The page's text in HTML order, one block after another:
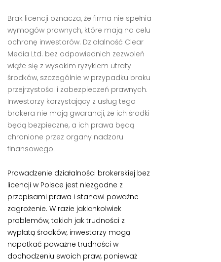
Brak licencji oznacza, że firma nie spełnia
wymogów prawnych, które mają na celu
ochronę inwestorów. Działalność Clear
Media Ltd. bez odpowiednich zezwoleń
wiąże się z wysokim ryzykiem utraty
środków, szczególnie w przypadku braku
przejrzystości i zabezpieczeń prawnych.
Inwestorzy korzystający z usług tego
brokera nie mają gwarancji, że ich środki
będą bezpieczne, a ich prawa będą
chronione przez organy nadzoru
finansowego.
Prowadzenie działalności brokerskiej bez
licencji w Polsce jest niezgodne z
przepisami prawa i stanowi poważne
zagrożenie. W razie jakichkolwiek
problemów, takich jak trudności z
wypłatą środków, inwestorzy mogą
napotkać poważne trudności w
dochodzeniu swoich praw, ponieważ